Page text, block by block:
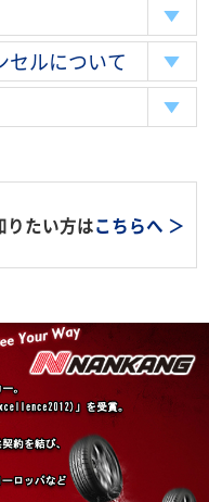
セルについて
りたい方はこちらへ ＞